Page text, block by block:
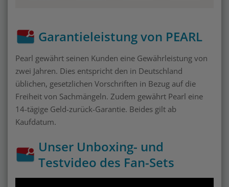
Garantieleistung von PEARL
Pearl gewährt seinen Kunden eine Gewährleistung von
zwei Jahren. Dies entspricht den in Deutschland
üblichen, gesetzlichen Vorschriften in Bezug auf die
Freiheit von Sachmängeln. Zudem gewährt Pearl eine
14-tägige Geld-zurück-Garantie. Beides gilt ab
Kaufdatum.
Unser Unboxing- und
Testvideo des Fan-Sets